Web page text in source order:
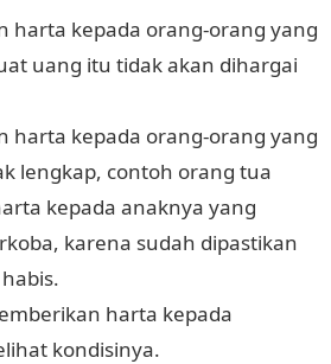
harta kepada orang-orang yang
uang itu tidak akan dihargai
harta kepada orang-orang yang
lengkap, contoh orang tua
kepada anaknya yang
karena sudah dipastikan
harta kepada
kondisinya.